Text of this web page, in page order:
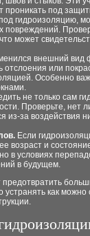
проникать под
гидроизоляцию,
повреждений.
может
внешний вид
отслоения или
Особенно
не только сам
Проверьте, нет
из-за воздействия
Если
возраст и
в условиях
в будущем.
предотвратить
как можно